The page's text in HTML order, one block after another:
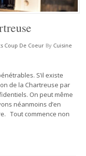
Coup De Coeur By Cuisine
S’il existe
de la Chartreuse par
On peut même
néanmoins d’en
Tout commence non